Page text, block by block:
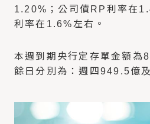
1.20%；公司債RP利率在
利率在1.6%左右。
本週到期央行定存單金額為
餘日分別為：週四949.5億